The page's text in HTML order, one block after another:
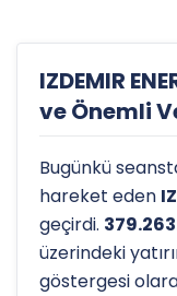
IZDEMIR
ve Önemli
Bugünkü
hareket eden
geçirdi.
üzerindeki
göstergesi